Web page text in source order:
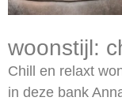
woonstijl:
Chill en relaxt
in deze bank